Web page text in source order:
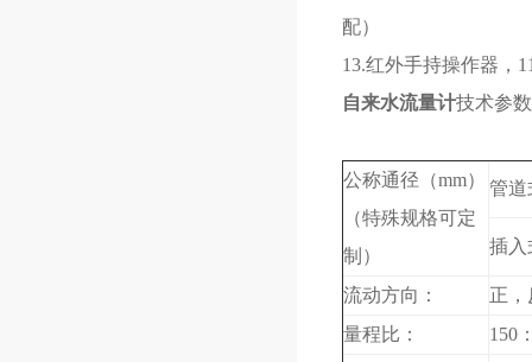
配）
13.红外手持操作器，
自来水流量计技术参
公称通径（mm）
（特殊规格可定
制）
管道
插入
流动方向：
正，
量程比：
150